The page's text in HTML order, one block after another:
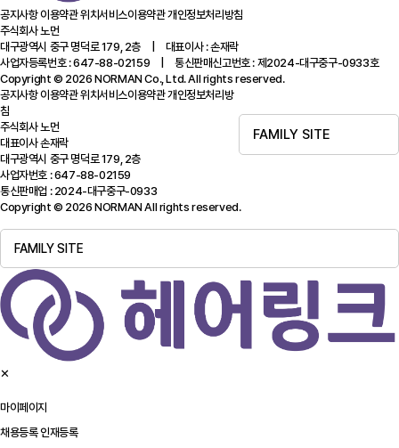
공지사항이용약관위치서비스이용약관개인정보처리방침
주식회사 노먼
대구광역시 중구 명덕로 179, 2층 | 대표이사 : 손재락
사업자등록번호 : 647-88-02159 | 통신판매신고번호 : 제2024-대구중구-0933호
Copyright © 2026 NORMAN Co., Ltd. All rights reserved.
FAMILY SITE
공지사항이용약관위치서비스이용약관개인정보처리방
침
주식회사 노먼
대표이사 손재락
대구광역시 중구 명덕로 179, 2층
사업자번호 : 647-88-02159
통신판매업 : 2024-대구중구-0933
Copyright © 2026 NORMAN All rights reserved.
FAMILY SITE
✕
마이페이지
채용등록인재등록